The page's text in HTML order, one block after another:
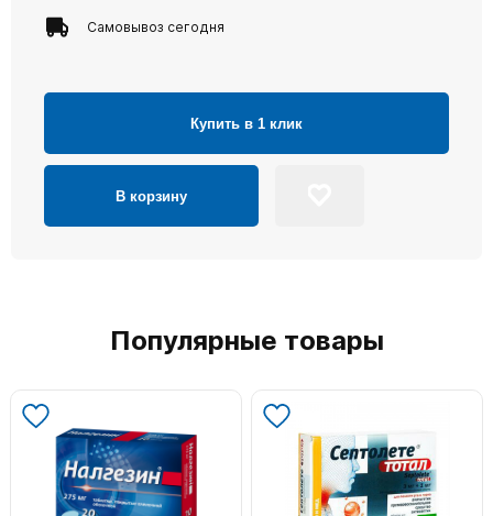
Самовывоз сегодня
Купить в 1 клик
В корзину
Популярные товары